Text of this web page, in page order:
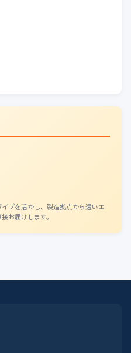
プを活かし、製造拠点から遠いエ
お届けします。